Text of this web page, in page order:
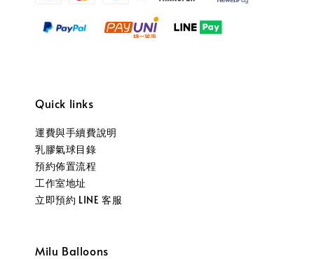
Quick links
運費與手續費說明
乳膠氣球目錄
預約佈置流程
工作室地址
立即預約 LINE 客服
Milu Balloons